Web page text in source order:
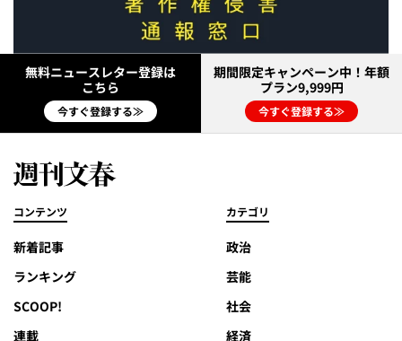
無料ニュースレター登録は
こちら
今すぐ登録する≫
期間限定キャンペーン中！年額
プラン9,999円
今すぐ登録する≫
コンテンツ
新着記事
ランキング
SCOOP!
連載
カテゴリ
政治
芸能
社会
経済